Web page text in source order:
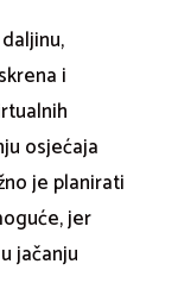
i
osjećaja
je planirati
jer
jačanju